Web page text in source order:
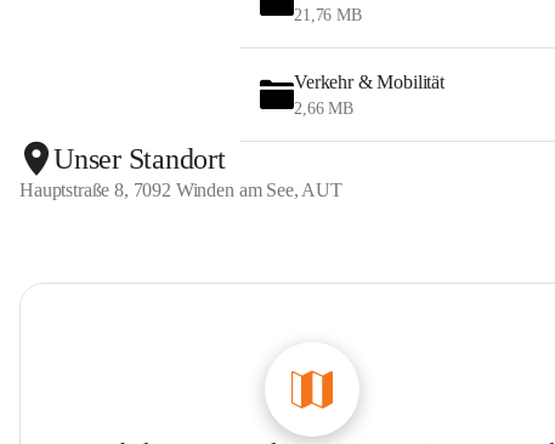
21,76 MB
Verkehr & Mobilität
2,66 MB
Unser Standort
Hauptstraße 8, 7092 Winden am See, AUT